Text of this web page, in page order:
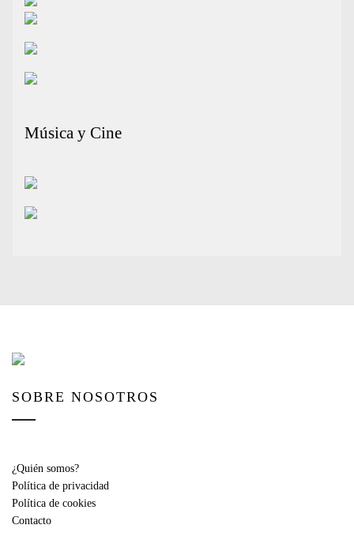
Música y Cine
SOBRE NOSOTROS
¿Quién somos?
Política de privacidad
Política de cookies
Contacto